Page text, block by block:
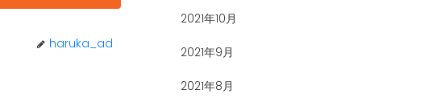
haruka_ad
2021年10月
2021年9月
2021年8月